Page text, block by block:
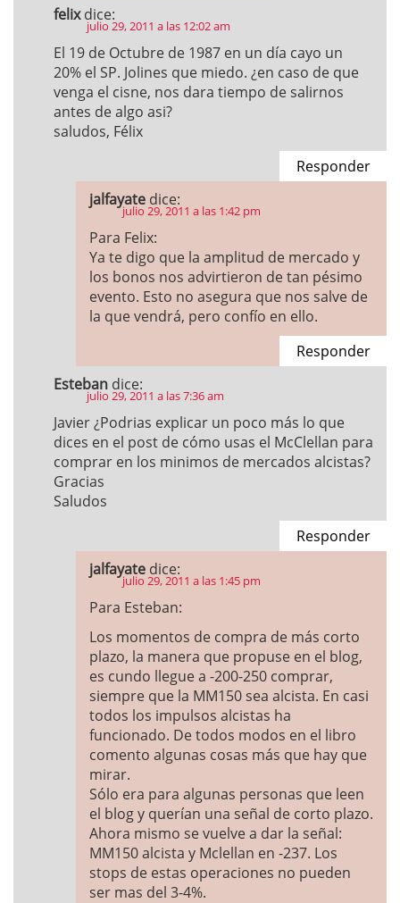
felix dice:
julio 29, 2011 a las 12:02 am
El 19 de Octubre de 1987 en un día cayo un
20% el SP. Jolines que miedo. ¿en caso de que
venga el cisne, nos dara tiempo de salirnos
antes de algo asi?
saludos, Félix
Responder
jalfayate dice:
julio 29, 2011 a las 1:42 pm
Para Felix:
Ya te digo que la amplitud de mercado y
los bonos nos advirtieron de tan pésimo
evento. Esto no asegura que nos salve de
la que vendrá, pero confío en ello.
Responder
Esteban dice:
julio 29, 2011 a las 7:36 am
Javier ¿Podrias explicar un poco más lo que
dices en el post de cómo usas el McClellan para
comprar en los minimos de mercados alcistas?
Gracias
Saludos
Responder
jalfayate dice:
julio 29, 2011 a las 1:45 pm
Para Esteban:
Los momentos de compra de más corto
plazo, la manera que propuse en el blog,
es cundo llegue a -200-250 comprar,
siempre que la MM150 sea alcista. En casi
todos los impulsos alcistas ha
funcionado. De todos modos en el libro
comento algunas cosas más que hay que
mirar.
Sólo era para algunas personas que leen
el blog y querían una señal de corto plazo.
Ahora mismo se vuelve a dar la señal:
MM150 alcista y Mclellan en -237. Los
stops de estas operaciones no pueden
ser mas del 3-4%.